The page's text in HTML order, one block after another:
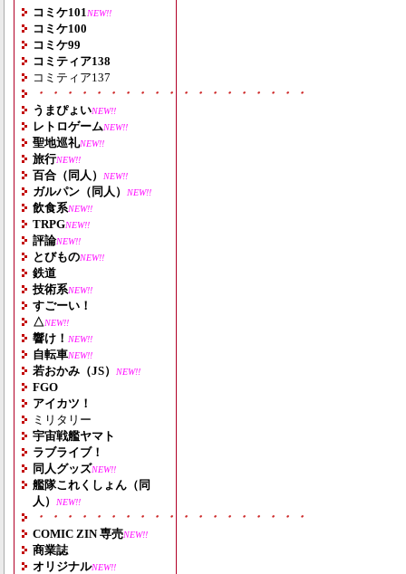
コミケ101 NEW!!
コミケ100
コミケ99
コミティア138
コミティア137
・・・・・・・・・・・・・・・・・・・
うまぴょいNEW!!
レトロゲームNEW!!
聖地巡礼NEW!!
旅行NEW!!
百合（同人） NEW!!
ガルパン（同人） NEW!!
飲食系NEW!!
TRPGNEW!!
評論NEW!!
とびものNEW!!
鉄道
技術系NEW!!
すごーい！
△NEW!!
響け！ NEW!!
自転車NEW!!
若おかみ（JS） NEW!!
FGO
アイカツ！
ミリタリー
宇宙戦艦ヤマト
ラブライブ！
同人グッズNEW!!
艦隊これくしょん（同
人）
NEW!!
・・・・・・・・・・・・・・・・・・・
COMIC ZIN 専売NEW!!
商業誌
オリジナルNEW!!